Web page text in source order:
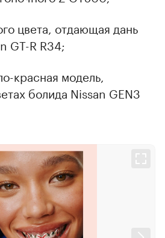
цвета, отдающая дань
GT-R R34;
красная модель,
болида Nissan GEN3